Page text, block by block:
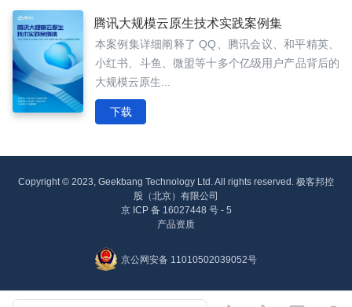
腾讯大规模云原生技术实践案例集
本案例集详细阐释了 QQ、腾讯会议、和平精英、
小红书、斗鱼、微盟等十多个亿级用户产品背后的
大规模云原生...
下载
Copyright © 2023, Geekbang Technology Ltd. All rights reserved. 极客邦控
股（北京）有限公司
京 ICP 备 16027448 号 - 5
产品资质
京公网安备 11010502039052号